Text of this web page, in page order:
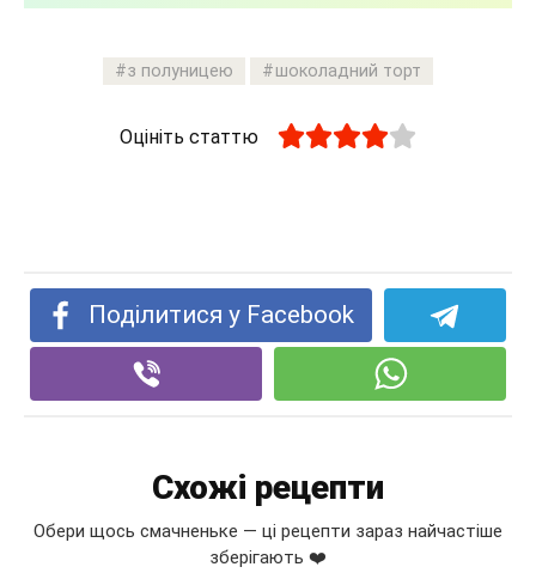
з полуницею шоколадний торт
Оцініть статтю
Поділитися у Facebook
Схожі рецепти
Обери щось смачненьке — ці рецепти зараз найчастіше
зберігають ❤️